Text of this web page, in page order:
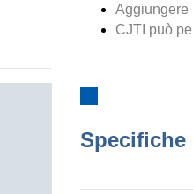
Aggiungere
CJTI può